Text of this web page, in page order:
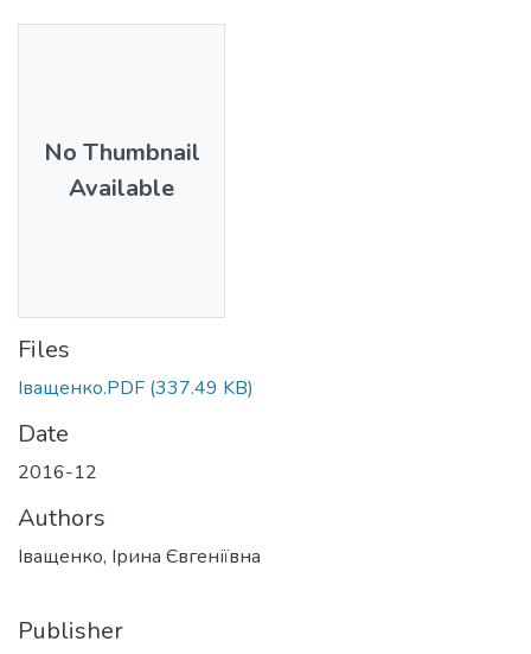
No Thumbnail
Available
Files
Іващенко.PDF (337.49 KB)
Date
2016-12
Authors
Іващенко, Ірина Євгеніївна
Publisher